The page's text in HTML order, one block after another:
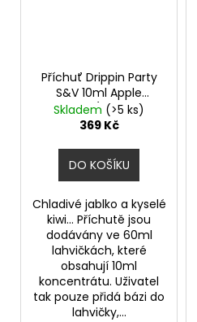
Příchuť Drippin Party
S&V 10ml Apple
Maniac (Chladivé
jablko a kyselé kiwi)
Skladem (>5 ks)
369 Kč
DO KOŠÍKU
Chladivé jablko a kyselé
kiwi... Příchutě jsou
dodávány ve 60ml
lahvičkách, které
obsahují 10ml
koncentrátu. Uživatel
tak pouze přidá bázi do
lahvičky,...